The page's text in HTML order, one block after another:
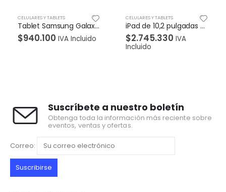
Tablet Samsung Galaxy Tab A8 10.5 LTE – 4GB/64GB – Gris
Incluido
CELULARES Y TABLETS
iPad de 10,2 pulgadas y 256 GB con Wi-Fi – Plata
$2.745.330
CELULARES Y TABLETS
$597.380
Suscríbete a nuestro boletín
Obtenga toda la información más reciente sobre
eventos, ventas y ofertas.
Correo: